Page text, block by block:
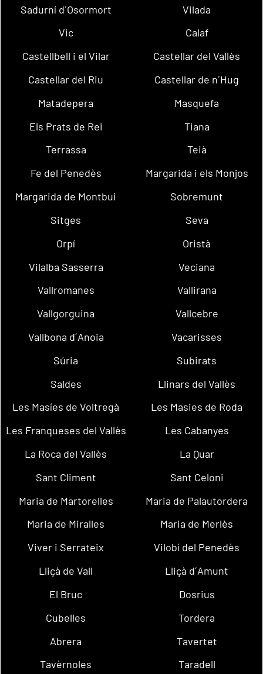
Sadurní d´Osormort
Vilada
Vic
Calaf
Castellbell i el Vilar
Castellar del Vallès
Castellar del Riu
Castellar de n´Hug
Matadepera
Masquefa
Els Prats de Rei
Tiana
Terrassa
Teià
Fe del Penedès
Margarida i els Monjos
Margarida de Montbui
Sobremunt
Sitges
Seva
Orpí
Oristà
Vilalba Sasserra
Veciana
Vallromanes
Vallirana
Vallgorguina
Vallcebre
Vallbona d´Anoia
Vacarisses
Súria
Subirats
Saldes
Llinars del Vallès
Les Masíes de Voltregà
Les Masies de Roda
Les Franqueses del Vallès
Les Cabanyes
La Roca del Vallès
La Quar
Sant Climent
Sant Celoni
Maria de Martorelles
Maria de Palautordera
Maria de Miralles
Maria de Merlès
Viver i Serrateix
Vilobí del Penedès
Lliçà de Vall
Lliçà d´Amunt
El Bruc
Dosrius
Cubelles
Tordera
Abrera
Tavertet
Tavèrnoles
Taradell